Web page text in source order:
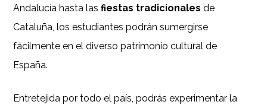
Andalucía hasta lasfiestas tradicionalesde
Cataluña, los estudiantes podrán sumergirse
fácilmente en el diverso patrimonio cultural de
España.
Entretejida por todo el país, podrás experimentar la